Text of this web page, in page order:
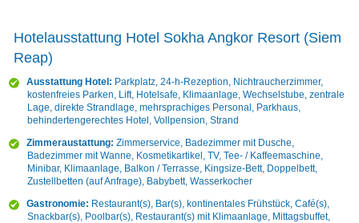
Hotelausstattung Hotel Sokha Angkor Resort (Siem
Reap)
Ausstattung Hotel: Parkplatz, 24-h-Rezeption, Nichtraucherzimmer,
kostenfreies Parken, Lift, Hotelsafe, Klimaanlage, Wechselstube, zentrale
Lage, direkte Strandlage, mehrsprachiges Personal, Parkhaus,
behindertengerechtes Hotel, Vollpension, Strand
Zimmeraustattung: Zimmerservice, Badezimmer mit Dusche,
Badezimmer mit Wanne, Kosmetikartikel, TV, Tee- / Kaffeemaschine,
Minibar, Klimaanlage, Balkon / Terrasse, Kingsize-Bett, Doppelbett,
Zustellbetten (auf Anfrage), Babybett, Wasserkocher
Gastronomie: Restaurant(s), Bar(s), kontinentales Frühstück, Café(s),
Snackbar(s), Poolbar(s), Restaurant(s) mit Klimaanlage, Mittagsbuffet,